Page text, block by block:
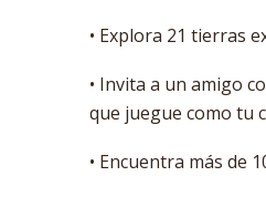
• Explora 21 tierras
• Invita a un amigo
que juegue como tu
• Encuentra más de